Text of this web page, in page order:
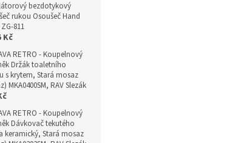
bezdotykový
rukou Osoušeč Hand
811
Kč
RETRO - Koupelnový
Držák toaletního
s krytem, Stará mosaz
MKA0400SM, RAV Slezák
RETRO - Koupelnový
Dávkovač tekutého
keramický, Stará mosaz